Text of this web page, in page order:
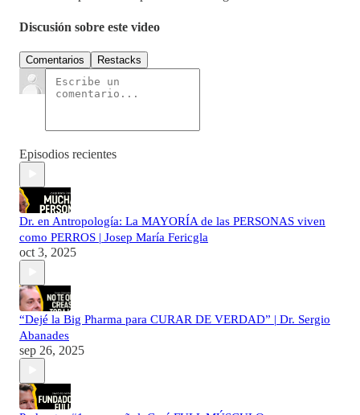
Discusión sobre este video
Comentarios Restacks
Episodios recientes
Dr. en Antropología: La MAYORÍA de las PERSONAS viven
como PERROS | Josep María Fericgla
oct 3, 2025
“Dejé la Big Pharma para CURAR DE VERDAD” | Dr. Sergio
Abanades
sep 26, 2025